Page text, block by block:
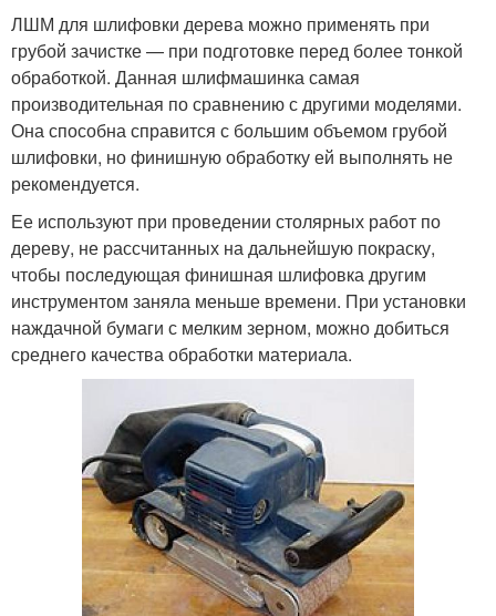
ЛШМ для шлифовки дерева можно применять при
грубой зачистке — при подготовке перед более тонкой
обработкой. Данная шлифмашинка самая
производительная по сравнению с другими моделями.
Она способна справится с большим объемом грубой
шлифовки, но финишную обработку ей выполнять не
рекомендуется.
Ее используют при проведении столярных работ по
дереву, не рассчитанных на дальнейшую покраску,
чтобы последующая финишная шлифовка другим
инструментом заняла меньше времени. При установки
наждачной бумаги с мелким зерном, можно добиться
среднего качества обработки материала.